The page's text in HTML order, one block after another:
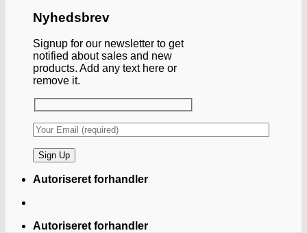
Nyhedsbrev
Signup for our newsletter to get
notified about sales and new
products. Add any text here or
remove it.
Autoriseret forhandler
Autoriseret forhandler